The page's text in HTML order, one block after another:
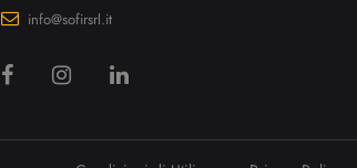
info@sofirsrl.it